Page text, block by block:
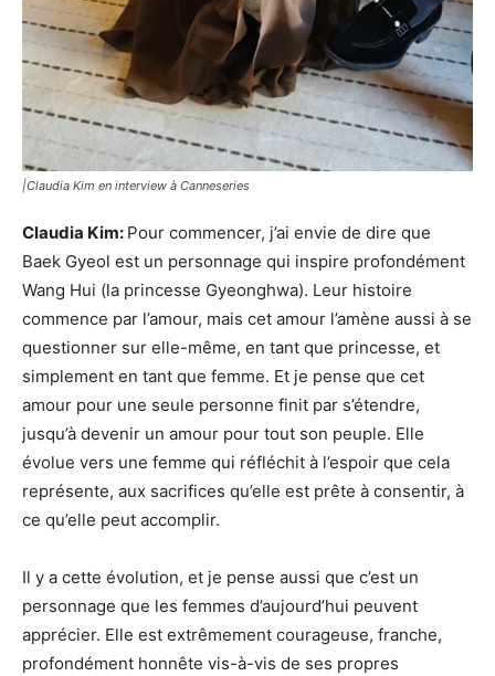
|Claudia Kim en interview à Canneseries
Claudia Kim: Pour commencer, j’ai envie de dire que
Baek Gyeol est un personnage qui inspire profondément
Wang Hui (la princesse Gyeonghwa). Leur histoire
commence par l’amour, mais cet amour l’amène aussi à se
questionner sur elle-même, en tant que princesse, et
simplement en tant que femme. Et je pense que cet
amour pour une seule personne finit par s’étendre,
jusqu’à devenir un amour pour tout son peuple. Elle
évolue vers une femme qui réfléchit à l’espoir que cela
représente, aux sacrifices qu’elle est prête à consentir, à
ce qu’elle peut accomplir.
Il y a cette évolution, et je pense aussi que c’est un
personnage que les femmes d’aujourd’hui peuvent
apprécier. Elle est extrêmement courageuse, franche,
profondément honnête vis-à-vis de ses propres